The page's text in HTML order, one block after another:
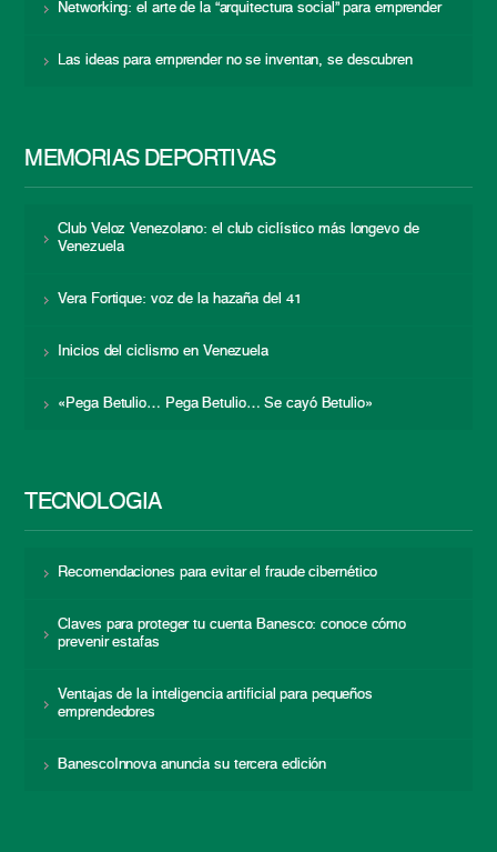
Networking: el arte de la “arquitectura social” para emprender
Las ideas para emprender no se inventan, se descubren
MEMORIAS DEPORTIVAS
Club Veloz Venezolano: el club ciclístico más longevo de
Venezuela
Vera Fortique: voz de la hazaña del 41
Inicios del ciclismo en Venezuela
«Pega Betulio… Pega Betulio… Se cayó Betulio»
TECNOLOGÍA
Recomendaciones para evitar el fraude cibernético
Claves para proteger tu cuenta Banesco: conoce cómo
prevenir estafas
Ventajas de la inteligencia artificial para pequeños
emprendedores
BanescoInnova anuncia su tercera edición